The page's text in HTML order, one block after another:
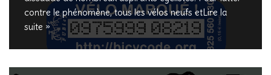
contre le phénomène, tous les vélos neufs etLire la
suite »